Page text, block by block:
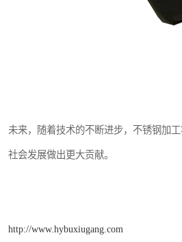
未来，随着技术的不断进步，不锈钢加
社会发展做出更大贡献。
http://www.hybuxiugang.com